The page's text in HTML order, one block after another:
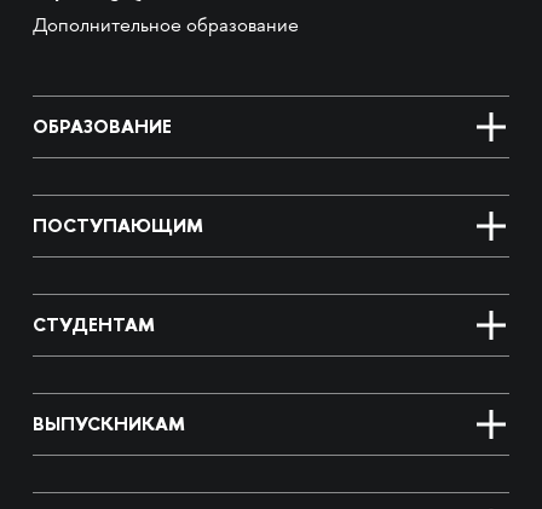
Дополнительное образование
ОБРАЗОВАНИЕ
ПОСТУПАЮЩИМ
СТУДЕНТАМ
ВЫПУСКНИКАМ